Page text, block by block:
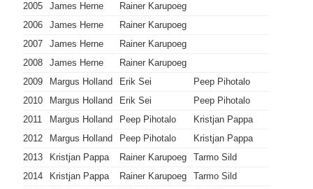
2005
James Herne
Rainer Karupoeg
2006
James Herne
Rainer Karupoeg
2007
James Herne
Rainer Karupoeg
2008
James Herne
Rainer Karupoeg
2009
Margus Holland Erik Sei
Peep Pihotalo
2010
Margus Holland Erik Sei
Peep Pihotalo
2011
Margus Holland Peep Pihotalo
Kristjan Pappa
2012
Margus Holland Peep Pihotalo
Kristjan Pappa
2013
Kristjan Pappa Rainer Karupoeg
Tarmo Sild
2014
Kristjan Pappa Rainer Karupoeg
Tarmo Sild